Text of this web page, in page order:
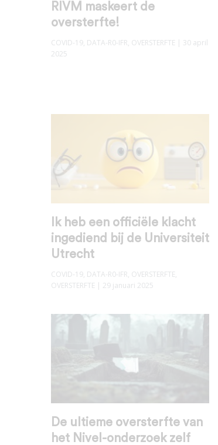
RIVM maskeert de
oversterfte!
COVID-19, DATA-R0-IFR, OVERSTERFTE | 30 april
2025
Ik heb een officiële klacht
ingediend bij de Universiteit
Utrecht
COVID-19, DATA-R0-IFR, OVERSTERFTE,
OVERSTERFTE | 29 januari 2025
De ultieme oversterfte van
het Nivel-onderzoek zelf